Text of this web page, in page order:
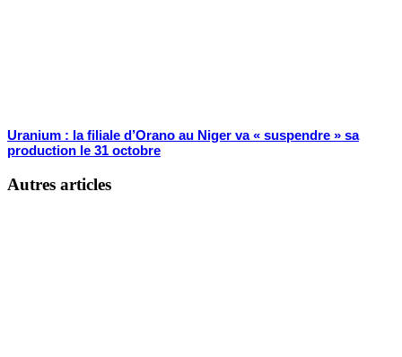
Uranium : la filiale d’Orano au Niger va « suspendre » sa
production le 31 octobre
Autres articles